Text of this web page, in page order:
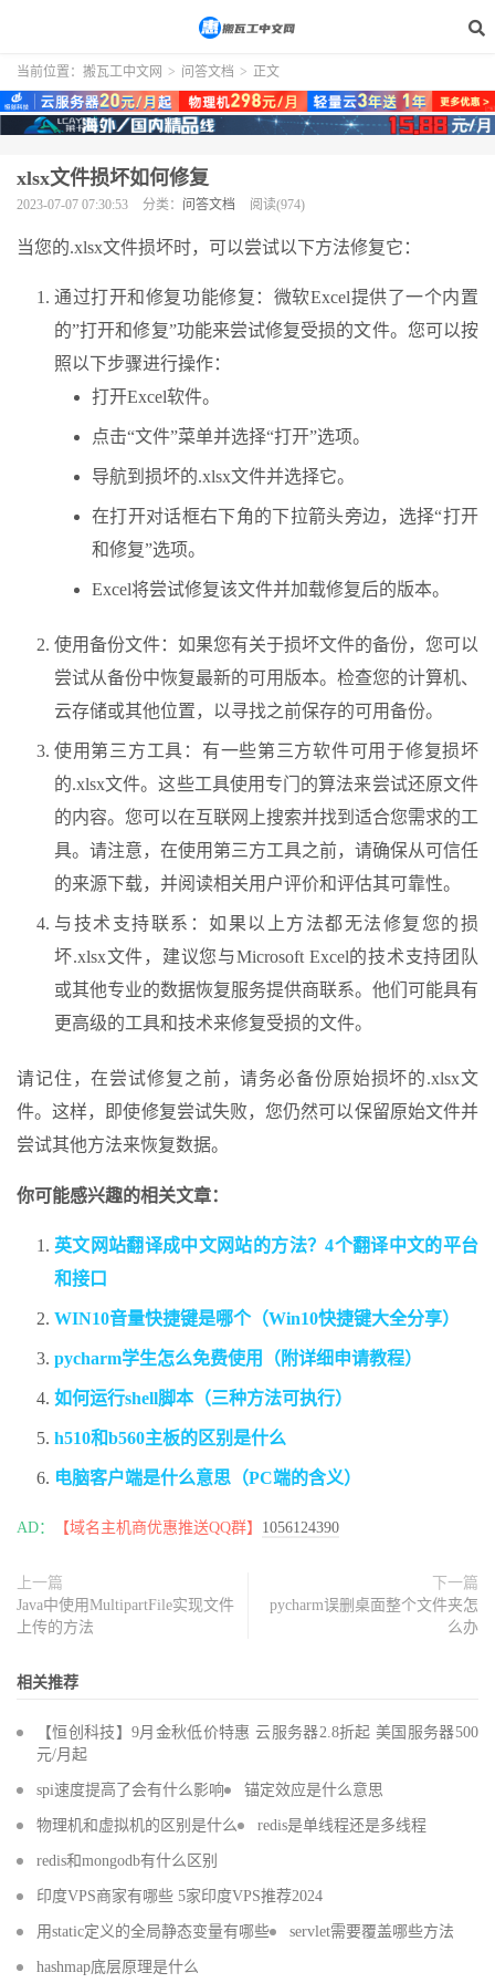
当前位置： 搬瓦工中文网 > 问答文档 > 正文
xlsx文件损坏如何修复
2023-07-07 07:30:53 分类： 问答文档 阅读(974)
当您的.xlsx文件损坏时，可以尝试以下方法修复它：
通过打开和修复功能修复：微软Excel提供了一个内置
的”打开和修复”功能来尝试修复受损的文件。您可以按
照以下步骤进行操作：
打开Excel软件。
点击“文件”菜单并选择“打开”选项。
导航到损坏的.xlsx文件并选择它。
在打开对话框右下角的下拉箭头旁边，选择“打开
和修复”选项。
Excel将尝试修复该文件并加载修复后的版本。
使用备份文件：如果您有关于损坏文件的备份，您可以
尝试从备份中恢复最新的可用版本。检查您的计算机、
云存储或其他位置，以寻找之前保存的可用备份。
使用第三方工具：有一些第三方软件可用于修复损坏
的.xlsx文件。这些工具使用专门的算法来尝试还原文件
的内容。您可以在互联网上搜索并找到适合您需求的工
具。请注意，在使用第三方工具之前，请确保从可信任
的来源下载，并阅读相关用户评价和评估其可靠性。
与技术支持联系：如果以上方法都无法修复您的损
坏.xlsx文件，建议您与Microsoft Excel的技术支持团队
或其他专业的数据恢复服务提供商联系。他们可能具有
更高级的工具和技术来修复受损的文件。
请记住，在尝试修复之前，请务必备份原始损坏的.xlsx文
件。这样，即使修复尝试失败，您仍然可以保留原始文件并
尝试其他方法来恢复数据。
你可能感兴趣的相关文章：
英文网站翻译成中文网站的方法？4个翻译中文的平台
和接口
WIN10音量快捷键是哪个（Win10快捷键大全分享）
pycharm学生怎么免费使用（附详细申请教程）
如何运行shell脚本（三种方法可执行）
h510和b560主板的区别是什么
电脑客户端是什么意思（PC端的含义）
AD： 【域名主机商优惠推送QQ群】 1056124390
上一篇
Java中使用MultipartFile实现文件
上传的方法
下一篇
pycharm误删桌面整个文件夹怎
么办
相关推荐
【恒创科技】9月金秋低价特惠 云服务器2.8折起 美国服务器500
元/月起
spi速度提高了会有什么影响 锚定效应是什么意思
物理机和虚拟机的区别是什么 redis是单线程还是多线程
redis和mongodb有什么区别
印度VPS商家有哪些 5家印度VPS推荐2024
用static定义的全局静态变量有哪些 servlet需要覆盖哪些方法
hashmap底层原理是什么